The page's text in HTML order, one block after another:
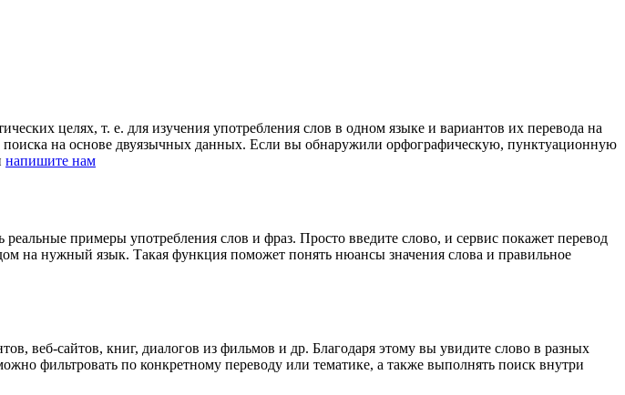
целях, т. е. для изучения употребления слов в одном языке и вариантов их перевода на
на основе двуязычных данных. Если вы обнаружили орфографическую, пунктуационную
напишите нам
примеры употребления слов и фраз. Просто введите слово, и сервис покажет перевод
на нужный язык. Такая функция поможет понять нюансы значения слова и правильное
веб-сайтов, книг, диалогов из фильмов и др. Благодаря этому вы увидите слово в разных
фильтровать по конкретному переводу или тематике, а также выполнять поиск внутри